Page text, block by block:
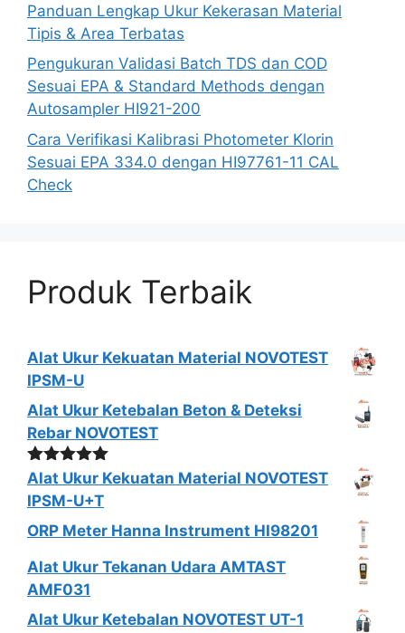
Panduan Lengkap Ukur Kekerasan Material
Tipis & Area Terbatas
Pengukuran Validasi Batch TDS dan COD
Sesuai EPA & Standard Methods dengan
Autosampler HI921-200
Cara Verifikasi Kalibrasi Photometer Klorin
Sesuai EPA 334.0 dengan HI97761-11 CAL
Check
Produk Terbaik
Alat Ukur Kekuatan Material NOVOTEST
IPSM-U
Alat Ukur Ketebalan Beton & Deteksi
Rebar NOVOTEST
Dinilai5.00
dari 5
Alat Ukur Kekuatan Material NOVOTEST
IPSM-U+T
ORP Meter Hanna Instrument HI98201
Alat Ukur Tekanan Udara AMTAST
AMF031
Alat Ukur Ketebalan NOVOTEST UT-1